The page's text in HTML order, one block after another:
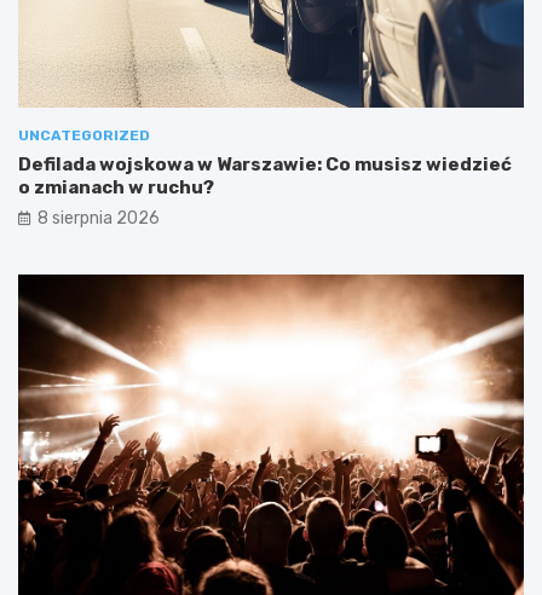
UNCATEGORIZED
Defilada wojskowa w Warszawie: Co musisz wiedzieć
o zmianach w ruchu?
8 sierpnia 2026